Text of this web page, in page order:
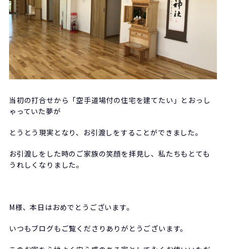
当初の打合せから「空手道場付の住宅を建てたい」とおっし
ゃっていた夢が
とうとう現実となり、お引渡しをすることができました。
お引渡しをした時のご家族の笑顔を拝見し、私たちもとても
うれしくなりました。
M様、本日はおめでとうございます。
いつもブログもご覧くださりありがとうございます。